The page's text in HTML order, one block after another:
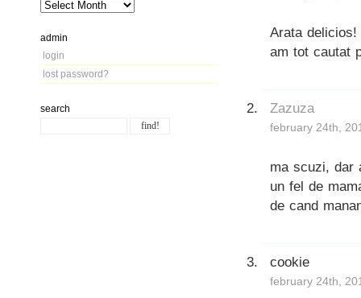
admin
login
lost password?
search
Arata
am tot cautat
Zazuza
february 24th,
ma scuzi, dar
un fel de
de cand
cookie
february 24th,